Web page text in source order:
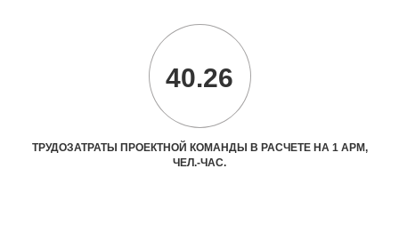
40.26
ТРУДОЗАТРАТЫ ПРОЕКТНОЙ КОМАНДЫ В РАСЧЕТЕ НА 1 АРМ,
ЧЕЛ.-ЧАС.